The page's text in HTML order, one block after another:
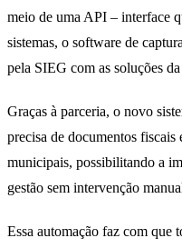
meio de uma API – interface
sistemas, o software de
pela SIEG com as soluções da
Graças à parceria, o novo
precisa de documentos fiscais
municipais, possibilitando a
gestão sem intervenção
Essa automação faz com que